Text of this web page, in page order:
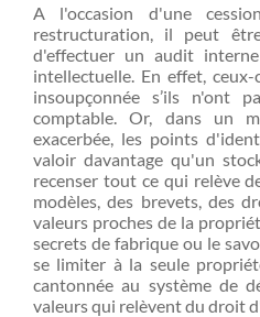
A l'occasion d'une
restructuration, il peut
d'effectuer un audit
intellectuelle. En effet,
insoupçonnée s’ils n'ont
comptable. Or, dans un
exacerbée, les points
valoir davantage qu'un
recenser tout ce qui relève
modèles, des brevets, des
valeurs proches de la
secrets de fabrique ou le
se limiter à la seule
cantonnée au système de
valeurs qui relèvent du droit